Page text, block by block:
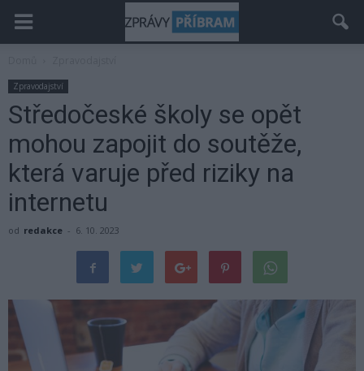
Zpravodajství
Středočeské školy se opět
mohou zapojit do soutěže,
která varuje před riziky na
internetu
od redakce - 6. 10. 2023